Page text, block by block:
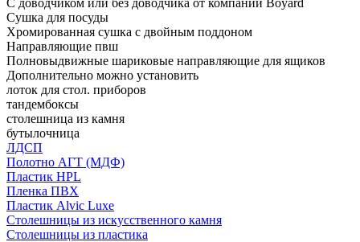
Сушка для посуды
Хромированная сушка с двойным поддоном
Направляющие пвш
Полновыдвижные шариковые направляющие для ящиков
Дополнительно можно установить
лоток для стол. приборов
тандембоксы
столешница из камня
бутылочница
ЛДСП
Полотно АГТ (МДФ)
Пластик HPL
Пленка ПВХ
Пластик Alvic Luxe
Столешницы из искусственного камня
Столешницы из пластика